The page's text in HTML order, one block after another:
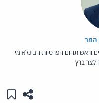
המר
וראש תחום הפרטיות הבינלאומי
לצר ברץ
שתפו